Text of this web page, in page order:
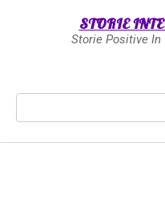
STORIE
Storie Positive